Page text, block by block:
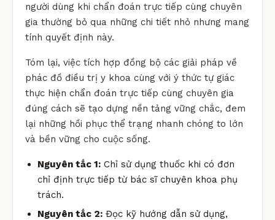
người dùng khi chẩn đoán trực tiếp cùng chuyên
gia thường bỏ qua những chi tiết nhỏ nhưng mang
tính quyết định này.
Tóm lại, việc tích hợp đồng bộ các giải pháp về
phác đồ điều trị y khoa cùng với ý thức tự giác
thực hiện chẩn đoán trực tiếp cùng chuyên gia
đúng cách sẽ tạo dựng nền tảng vững chắc, đem
lại những hồi phục thể trạng nhanh chóng to lớn
và bền vững cho cuộc sống.
Nguyên tắc 1: Chỉ sử dụng thuốc khi có đơn
chỉ định trực tiếp từ bác sĩ chuyên khoa phụ
trách.
Nguyên tắc 2: Đọc kỹ hướng dẫn sử dụng,